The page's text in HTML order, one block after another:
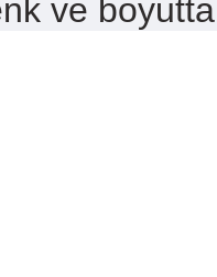
ve boyutta